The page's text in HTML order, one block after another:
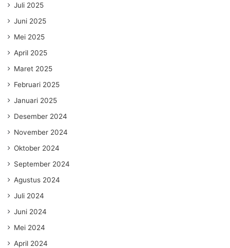
Juli 2025
Juni 2025
Mei 2025
April 2025
Maret 2025
Februari 2025
Januari 2025
Desember 2024
November 2024
Oktober 2024
September 2024
Agustus 2024
Juli 2024
Juni 2024
Mei 2024
April 2024